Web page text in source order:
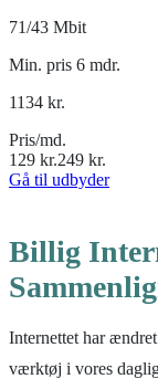
71/43 Mbit
Min. pris 6 mdr.
1134 kr.
Pris/md.
129 kr.249 kr.
Gå til udbyder
Billig
Internettet har
værktøj i vores